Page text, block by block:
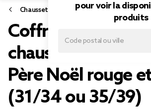
pour voir la
produits
Chaussettes et sous-vêtements
Coffret cadeau
chaussettes
Père Noël rouge
(31/34 ou 35/39)